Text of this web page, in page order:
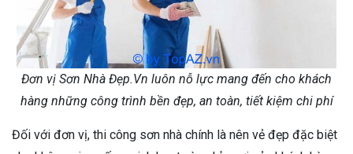
Đơn vị Sơn Nhà Đẹp.Vn luôn nỗ lực mang đến cho khách
hàng những công trình bền đẹp, an toàn, tiết kiệm chi phí
Đối với đơn vị, thi công sơn nhà chính là nên vẻ đẹp đặc biệt